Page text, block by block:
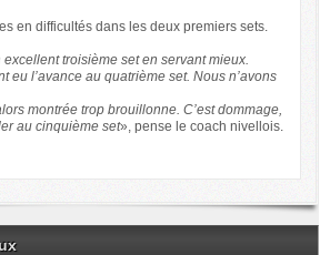
en difficultés dans les deux premiers sets.
troisième set en servant mieux.
eu l’avance au quatrième set. Nous n’avons
montrée trop brouillonne. C’est dommage,
au cinquième set», pense le coach nivellois.